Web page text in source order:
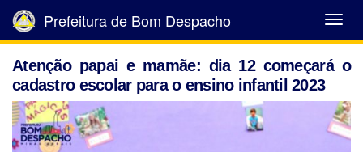
Abrir
Menu
Prefeitura de Bom Despacho
Atenção papai e mamãe: dia 12 começará o
cadastro escolar para o ensino infantil 2023